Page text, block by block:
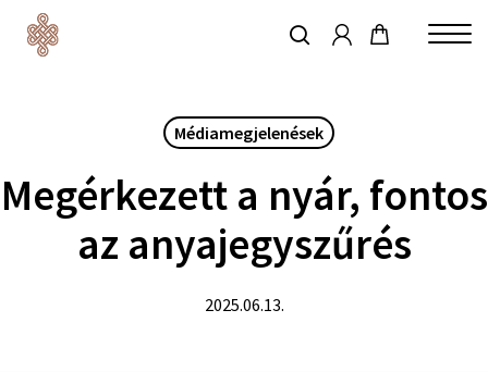
keresés
Médiamegjelenések
Megérkezett a nyár, fontos
az anyajegyszűrés
2025.06.13.